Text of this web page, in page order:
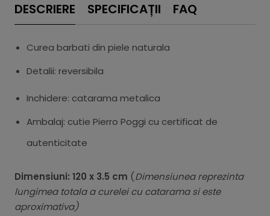
DESCRIERE SPECIFICAȚII FAQ
Curea barbati din piele naturala
Detalii: reversibila
Inchidere: catarama metalica
Ambalaj: cutie Pierro Poggi cu certificat de
autenticitate
Dimensiuni: 120 x 3.5 cm (Dimensiunea reprezinta
lungimea totala a curelei cu catarama si este
aproximativa)